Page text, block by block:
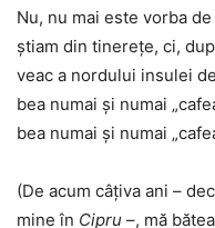
Nu, nu mai este vorba
știam din tinerețe, ci,
veac a nordului insulei
bea numai și numai
bea numai și numai
(De acum câțiva ani –
mine în Cipru –, mă